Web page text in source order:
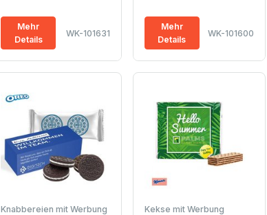
Mehr
Details
WK-101631
Mehr
Details
WK-101600
Knabbereien mit Werbung Kekse mit Werbung